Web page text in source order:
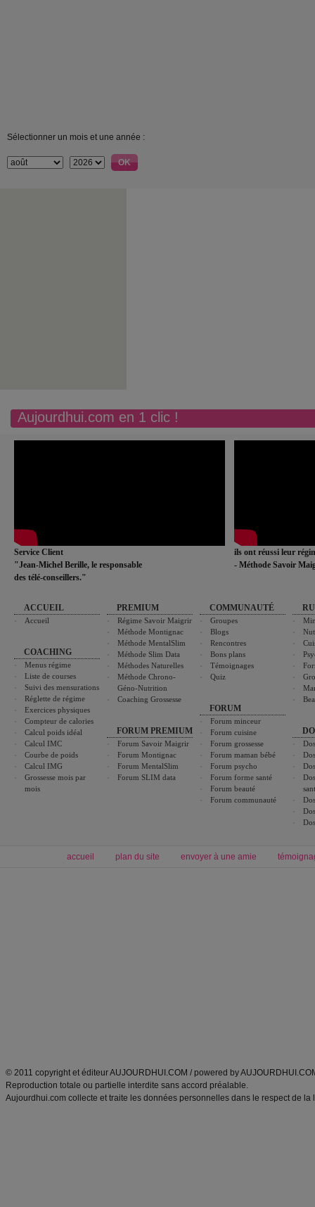
Sélectionner un mois et une année :
Aujourdhui.com en 1 clic !
Service Client
"Jean-Michel Berille, le responsable
des télé-conseillers."
ils ont réussi leur
- Méthode Savoir
ACCUEIL
Accueil
COACHING
Menus régime
Liste de courses
Suivi des mensurations
Réglette de régime
Exercices physiques
Compteur de calories
Calcul poids idéal
Calcul IMC
Courbe de poids
Calcul IMG
Grossesse mois par
mois
PREMIUM
Régime Savoir Maigrir
Méthode Montignac
Méthode MentalSlim
Méthode Slim Data
Méthodes Naturelles
Méthode Chrono-
Géno-Nutrition
Coaching Grossesse
FORUM PREMIUM
Forum Savoir Maigrir
Forum Montignac
Forum MentalSlim
Forum SLIM data
COMMUNAUTÉ
Groupes
Blogs
Rencontres
Bons plans
Témoignages
Quiz
FORUM
Forum minceur
Forum cuisine
Forum grossesse
Forum maman bébé
Forum psycho
Forum forme santé
Forum beauté
Forum communauté
accueil plan du site envoyer à une amie
© 2011 copyright et éditeur AUJOURDHUI.COM / powered by
Reproduction totale ou partielle interdite sans accord préalable.
Aujourdhui.com collecte et traite les données personnelles dans le respect de